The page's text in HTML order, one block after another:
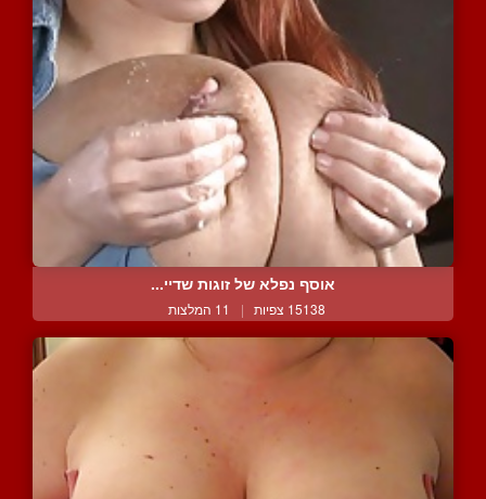
אוסף נפלא של זוגות שדיי...
15138 צפיות | 11 המלצות